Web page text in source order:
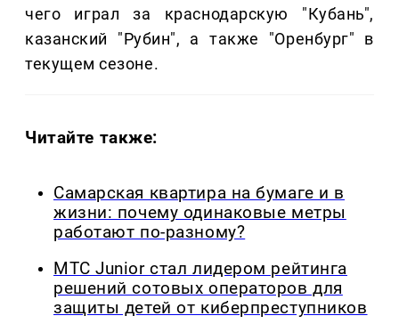
чего играл за краснодарскую "Кубань",
казанский "Рубин", а также "Оренбург" в
текущем сезоне.
Читайте также:
Самарская квартира на бумаге и в
жизни: почему одинаковые метры
работают по-разному?
МТС Junior стал лидером рейтинга
решений сотовых операторов для
защиты детей от киберпреступников